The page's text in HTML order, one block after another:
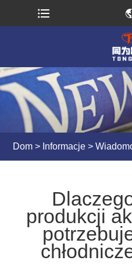
Dom > Informacje >
produkcji